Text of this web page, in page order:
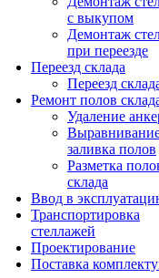
с выкупом
Демонтаж
при переезде
Переезд склада
Переезд
Ремонт полов
Удаление
заливка полов
Разметка
склада
Ввод в
Транспортировка
стеллажей
Проектирование
Поставка